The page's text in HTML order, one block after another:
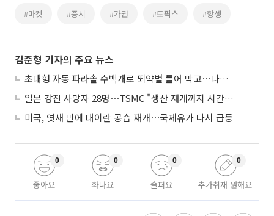
#마켓 #증시 #가권 #토픽스 #항셍
김준형 기자의 주요 뉴스
초대형 자동 파라솔 수백개로 뙤약볕 틀어 막고⋯나라별 폭염 생존법
일본 강진 사망자 28명⋯TSMC "생산 재개까지 시간 필요해"
미국, 엿새 만에 대이란 공습 재개⋯국제유가 다시 급등
좋아요
0
화나요
0
슬퍼요
0
추가취재 원해요
0